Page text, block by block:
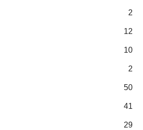
2
12
10
2
50
41
29